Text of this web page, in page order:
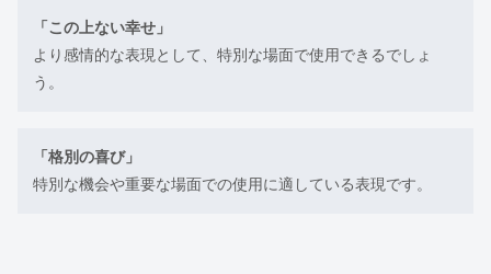
「この上ない幸せ」
より感情的な表現として、特別な場面で使用できるでしょ
う。
「格別の喜び」
特別な機会や重要な場面での使用に適している表現です。